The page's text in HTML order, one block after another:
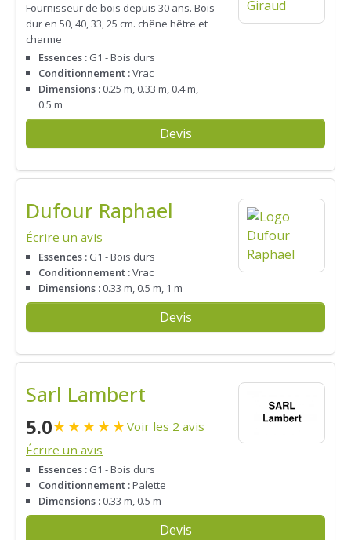
Fournisseur de bois depuis 30 ans. Bois
dur en 50, 40, 33, 25 cm. chêne hêtre et
charme
Essences : G1 - Bois durs
Conditionnement :Vrac
Dimensions : 0.25 m, 0.33 m, 0.4 m,
0.5 m
Devis
Dufour Raphael
Écrire un avis
Essences : G1 - Bois durs
Conditionnement :Vrac
Dimensions : 0.33 m, 0.5 m, 1 m
Devis
Sarl Lambert
5.0★★★★★Voir les 2 avis
Écrire un avis
Essences : G1 - Bois durs
Conditionnement :Palette
Dimensions : 0.33 m, 0.5 m
Devis